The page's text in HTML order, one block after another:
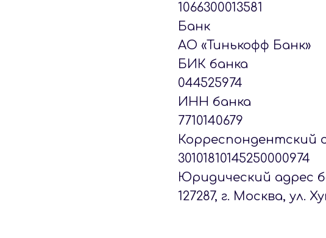
1066300013581
Банк
АО «Тинькофф Банк»
БИК банка
044525974
ИНН банка
7710140679
Корреспондентский
30101810145250000974
Юридический адрес
127287, г. Москва, ул.